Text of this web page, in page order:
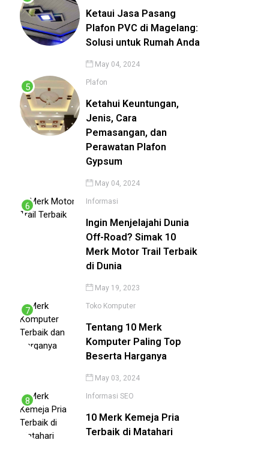
Ketaui Jasa Pasang
Plafon PVC di Magelang:
Solusi untuk Rumah Anda
May 04, 2024
Plafon
Ketahui Keuntungan,
Jenis, Cara
Pemasangan, dan
Perawatan Plafon
Gypsum
May 04, 2024
Informasi
Ingin Menjelajahi Dunia
Off-Road? Simak 10
Merk Motor Trail Terbaik
di Dunia
May 19, 2023
Toko Komputer
Tentang 10 Merk
Komputer Paling Top
Beserta Harganya
May 03, 2024
Informasi SEO
10 Merk Kemeja Pria
Terbaik di Matahari